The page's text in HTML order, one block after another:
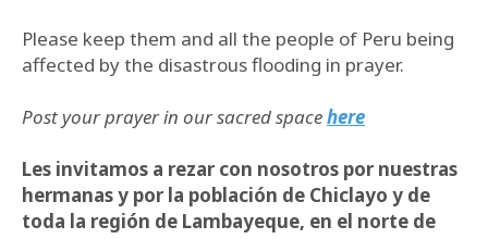
Please keep them and all the people of Peru being
affected by the disastrous flooding in prayer.
Post your prayer in our sacred spacehere
Les invitamos a rezar con nosotros por nuestras
hermanas y por la población de Chiclayo y de
toda la región de Lambayeque, en el norte de